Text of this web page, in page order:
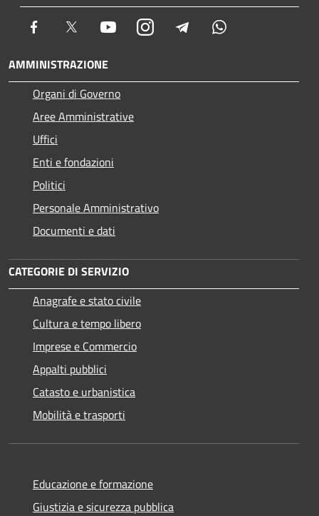
Facebook Twitter YoutubeInstagram Telegram
AMMINISTRAZIONE
Organi di Governo
Aree Amministrative
Uffici
Enti e fondazioni
Politici
Personale Amministrativo
Documenti e dati
CATEGORIE DI SERVIZIO
Anagrafe e stato civile
Cultura e tempo libero
Imprese e Commercio
Appalti pubblici
Catasto e urbanistica
Mobilità e trasporti
Educazione e formazione
Giustizia e sicurezza pubblica